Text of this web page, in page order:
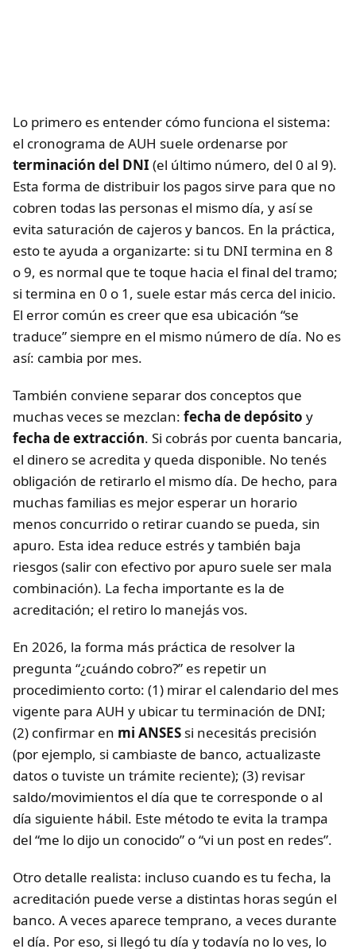
Lo primero es entender cómo funciona el sistema:
el cronograma de AUH suele ordenarse por
terminación del DNI (el último número, del 0 al 9).
Esta forma de distribuir los pagos sirve para que no
cobren todas las personas el mismo día, y así se
evita saturación de cajeros y bancos. En la práctica,
esto te ayuda a organizarte: si tu DNI termina en 8
o 9, es normal que te toque hacia el final del tramo;
si termina en 0 o 1, suele estar más cerca del inicio.
El error común es creer que esa ubicación “se
traduce” siempre en el mismo número de día. No es
así: cambia por mes.
También conviene separar dos conceptos que
muchas veces se mezclan: fecha de depósito y
fecha de extracción. Si cobrás por cuenta bancaria,
el dinero se acredita y queda disponible. No tenés
obligación de retirarlo el mismo día. De hecho, para
muchas familias es mejor esperar un horario
menos concurrido o retirar cuando se pueda, sin
apuro. Esta idea reduce estrés y también baja
riesgos (salir con efectivo por apuro suele ser mala
combinación). La fecha importante es la de
acreditación; el retiro lo manejás vos.
En 2026, la forma más práctica de resolver la
pregunta “¿cuándo cobro?” es repetir un
procedimiento corto: (1) mirar el calendario del mes
vigente para AUH y ubicar tu terminación de DNI;
(2) confirmar en mi ANSES si necesitás precisión
(por ejemplo, si cambiaste de banco, actualizaste
datos o tuviste un trámite reciente); (3) revisar
saldo/movimientos el día que te corresponde o al
día siguiente hábil. Este método te evita la trampa
del “me lo dijo un conocido” o “vi un post en redes”.
Otro detalle realista: incluso cuando es tu fecha, la
acreditación puede verse a distintas horas según el
banco. A veces aparece temprano, a veces durante
el día. Por eso, si llegó tu día y todavía no lo ves, lo